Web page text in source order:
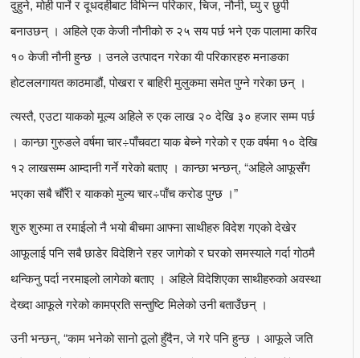
दुहुने, मोही पार्ने र दूधदहीबाट विभिन्न परिकार, चिज, नौनी, घ्यु र छुर्पी
बनाउछन् । अहिले एक केजी नौनीको रु २५ सय पर्छ भने एक पालामा करिव
१० केजी नौनी हुन्छ । उनले उत्पादन गरेका यी परिकारहरु मनाङका
होटललगायत काठमाडौं, पोखरा र बाहिरी मुलुकमा समेत पुग्ने गरेका छन् ।
त्यस्तै, एउटा याकको मूल्य अहिले रु एक लाख २० देखि ३० हजार सम्म पर्छ
। कान्छा गुरुङले वर्षमा चार÷पाँचवटा याक बेच्ने गरेको र एक वर्षमा १० देखि
१२ लाखसम्म आम्दानी गर्ने गरेको बताए । कान्छा भन्छन्, “अहिले आफूसँग
भएका सबै चौँरी र याकको मुल्य चार÷पाँच करोड पुग्छ ।”
शुरु शुरुमा त रमाईलो नै भयो बीचमा आफ्ना साथीहरु विदेश गएको देखेर
आफूलाई पनि सबै छाडेर विदेशिने रहर जागेको र घरको समस्याले गर्दा गोठमै
थन्किनु पर्दा नरमाइलो लागेको बताए । अहिले विदेशिएका साथीहरुको अवस्था
देख्दा आफूले गरेको कामप्रति सन्तुष्टि मिलेको उनी बताउँछन् ।
उनी भन्छन्, “काम भनेको सानो ठूलो हुँदैन, जे गरे पनि हुन्छ । आफूले जति